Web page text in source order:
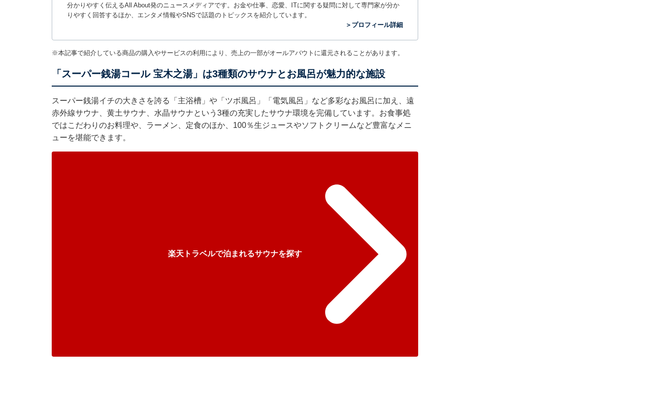
分かりやすく伝えるAll About発のニュースメディアです。お金や仕事、恋愛、ITに関する疑問に対して専門家が分か
りやすく回答するほか、エンタメ情報やSNSで話題のトピックスを紹介しています。
＞プロフィール詳細
※本記事で紹介している商品の購入やサービスの利用により、売上の一部がオールアバウトに還元されることがあります。
「スーパー銭湯コール 宝木之湯」は3種類のサウナとお風呂が魅力的な施設
スーパー銭湯イチの大きさを誇る「主浴槽」や「ツボ風呂」「電気風呂」など多彩なお風呂に加え、遠
赤外線サウナ、黄土サウナ、水晶サウナという3種の充実したサウナ環境を完備しています。お食事処
ではこだわりのお料理や、ラーメン、定食のほか、100％生ジュースやソフトクリームなど豊富なメニ
ューを堪能できます。
楽天トラベルで泊まれるサウナを探す